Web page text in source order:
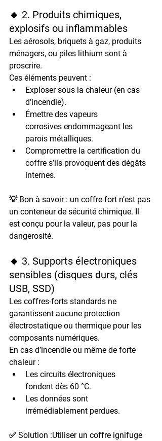
🔸 2. Produits chimiques,
explosifs ou inflammables
Les aérosols, briquets à gaz, produits
ménagers, ou piles lithium sont à
proscrire.
Ces éléments peuvent :
Exploser sous la chaleur (en cas
d’incendie).
Émettre des vapeurs
corrosives endommageant les
parois métalliques.
Compromettre la certification du
coffre s’ils provoquent des dégâts
internes.
💡 Bon à savoir : un coffre-fort n’est pas
un conteneur de sécurité chimique. Il
est conçu pour la valeur, pas pour la
dangerosité.
🔸 3. Supports électroniques
sensibles (disques durs, clés
USB, SSD)
Les coffres-forts standards ne
garantissent aucune protection
électrostatique ou thermique pour les
composants numériques.
En cas d’incendie ou même de forte
chaleur :
Les circuits électroniques
fondent dès 60 °C.
Les données sont
irrémédiablement perdues.
✅ Solution :Utiliser un coffre ignifuge